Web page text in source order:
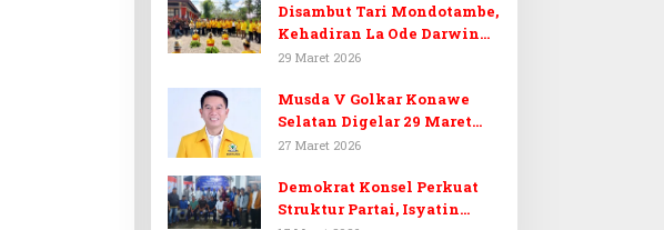
Konawe Selatan
Disambut Tari Mondotambe,
Kehadiran La Ode Darwin
Hangatkan Musda V Golkar
29 Maret 2026
Musda V Golkar Konawe
Selatan Digelar 29 Maret
2026, Dukungan Menguat
27 Maret 2026
Demokrat Konsel Perkuat
Struktur Partai, Isyatin